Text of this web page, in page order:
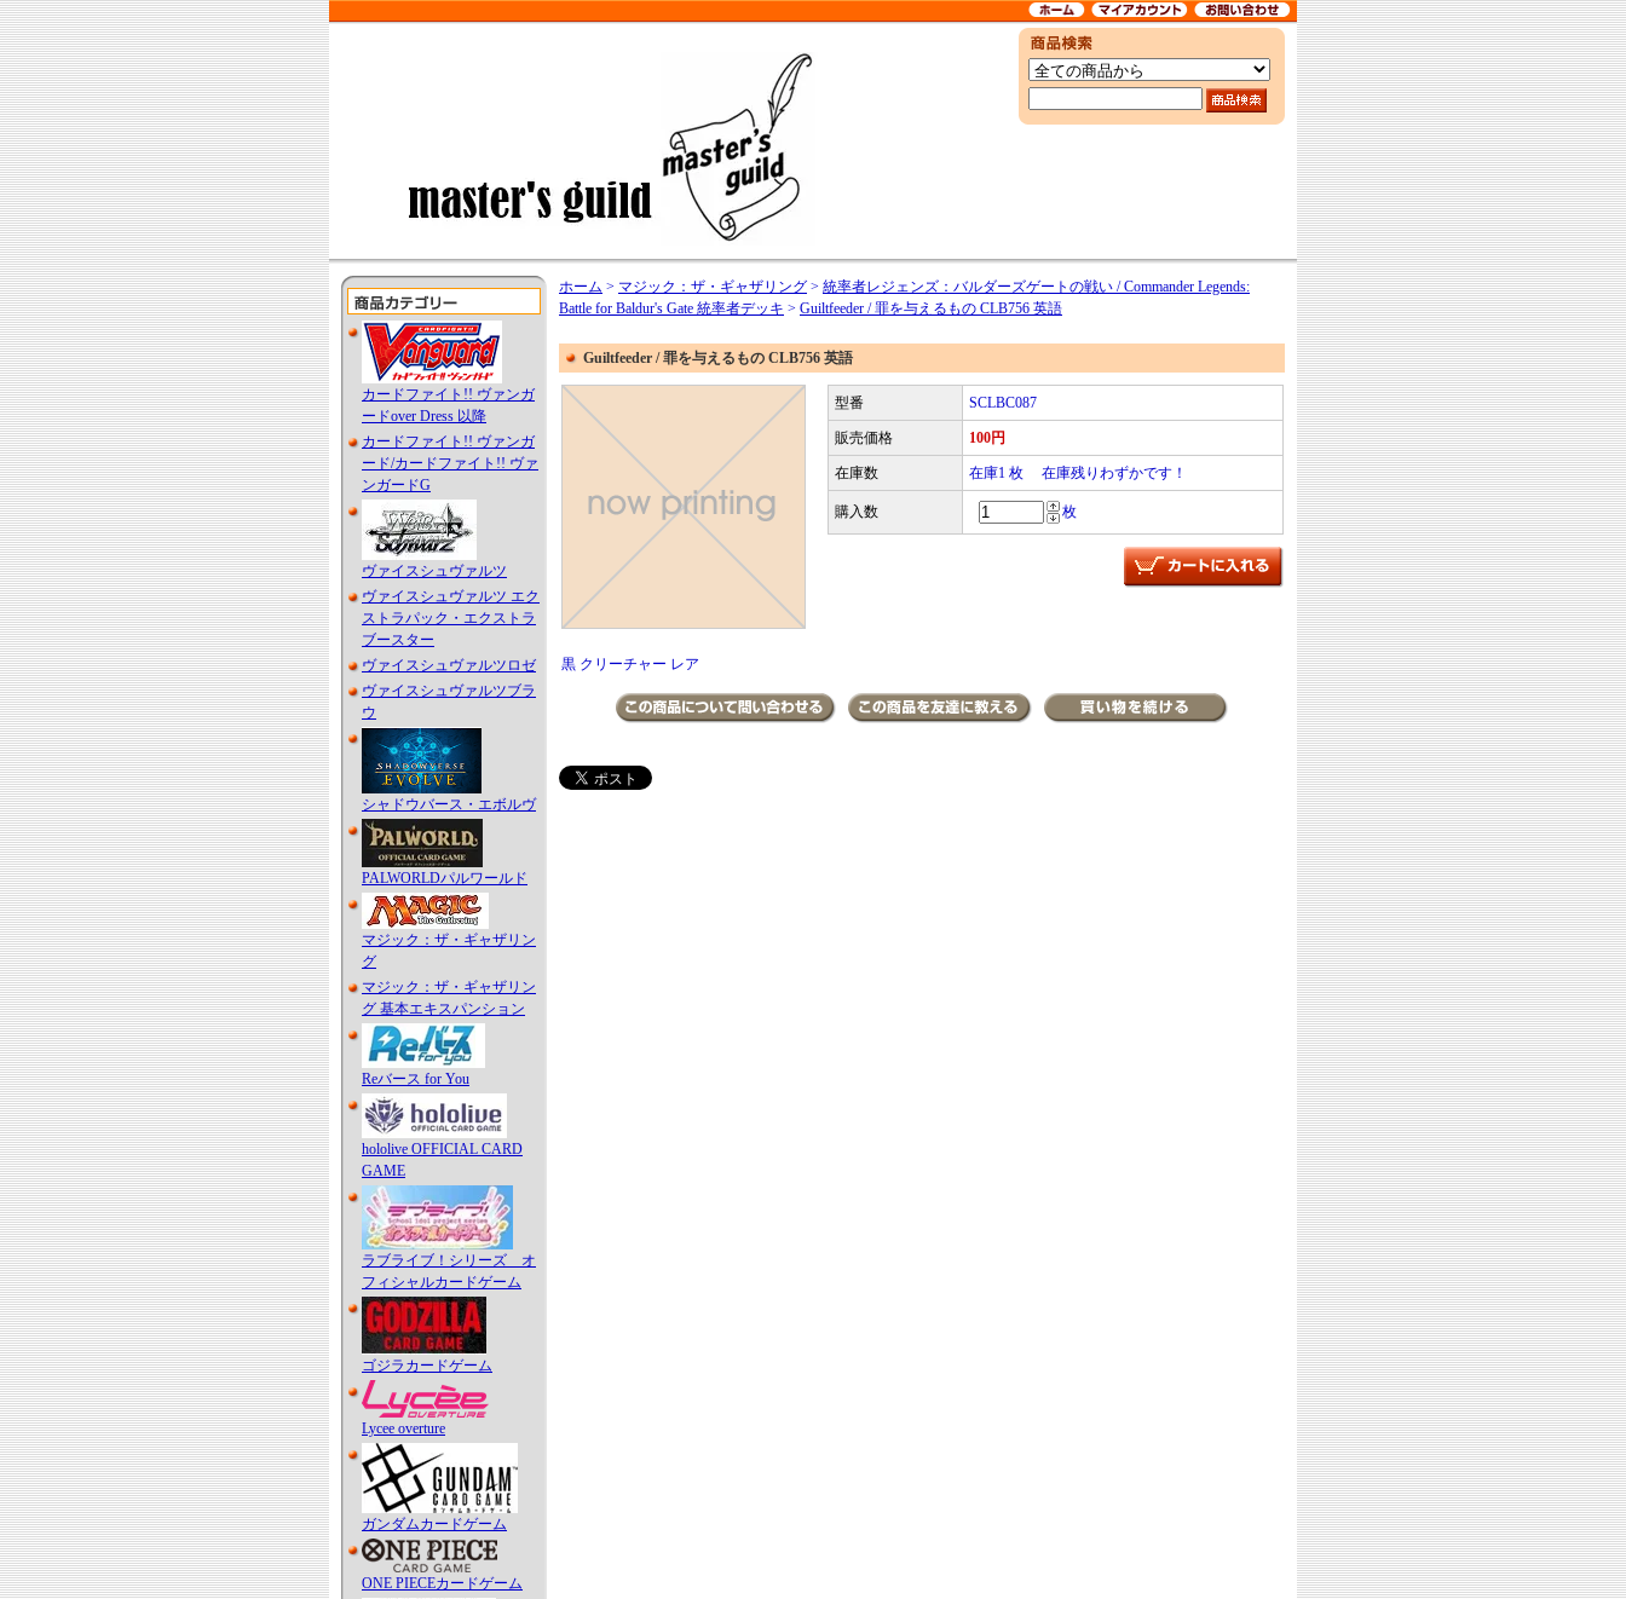
カードファイト!! ヴァンガ
ードover Dress 以降
カードファイト!! ヴァンガ
ード/カードファイト!! ヴァ
ンガードG
ヴァイスシュヴァルツ
ヴァイスシュヴァルツ エク
ストラパック・エクストラ
ブースター
ヴァイスシュヴァルツロゼ
ヴァイスシュヴァルツブラ
ウ
シャドウバース・エボルヴ
PALWORLDパルワールド
マジック：ザ・ギャザリン
グ
マジック：ザ・ギャザリン
グ 基本エキスパンション
Reバース for You
hololive OFFICIAL CARD
GAME
ラブライブ！シリーズ オ
フィシャルカードゲーム
ゴジラカードゲーム
Lycee overture
ガンダムカードゲーム
ONE PIECEカードゲーム
ホーム > マジック：ザ・ギャザリング > 統率者レジェンズ：バルダーズゲートの戦い / Commander Legends:
Battle for Baldur's Gate 統率者デッキ > Guiltfeeder / 罪を与えるもの CLB756 英語
Guiltfeeder / 罪を与えるもの CLB756 英語
型番 SCLBC087
販売価格 100円
在庫数 在庫1 枚 在庫残りわずかです！
購入数 枚
黒 クリーチャー レア